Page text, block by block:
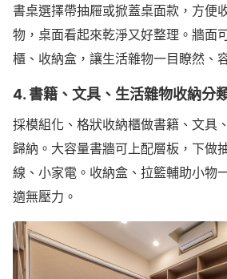
書桌選擇帶抽屜或掀蓋桌面款，方便
物，桌面看起來乾淨又好整理。牆面
櫃、收納盒，讓生活雜物一目瞭然、
4. 書籍、文具、生活雜物收納分
採模組化、格狀收納櫃做書籍、文具
歸納。大容量書牆可上配層板，下做
線、小家電。收納盒、拉籃輔助小物
適無壓力。